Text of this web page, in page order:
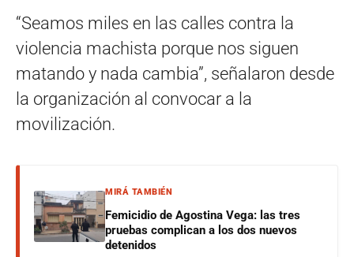
“Seamos miles en las calles contra la
violencia machista porque nos siguen
matando y nada cambia”, señalaron desde
la organización al convocar a la
movilización.
MIRÁ TAMBIÉN
Femicidio de Agostina Vega: las tres
pruebas complican a los dos nuevos
detenidos